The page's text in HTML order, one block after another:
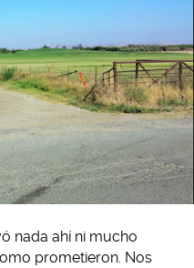
nada ahí ni mucho
prometieron. Nos